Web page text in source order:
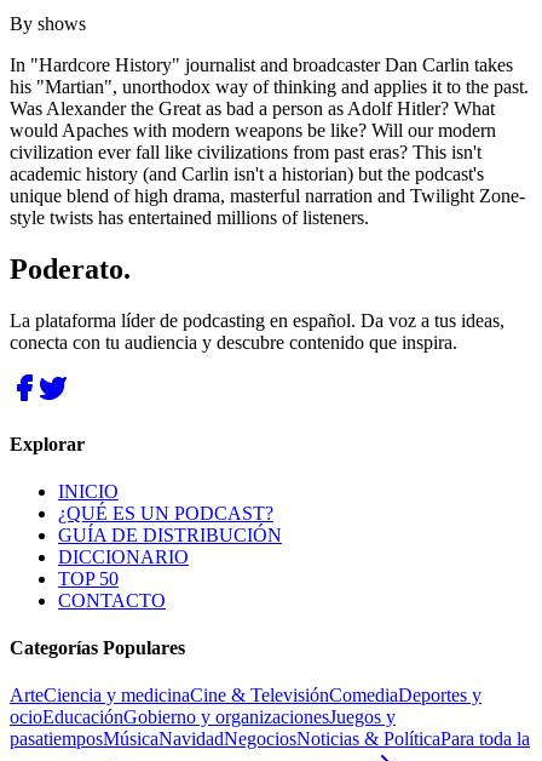
By shows
In "Hardcore History" journalist and broadcaster Dan Carlin takes
his "Martian", unorthodox way of thinking and applies it to the past.
Was Alexander the Great as bad a person as Adolf Hitler? What
would Apaches with modern weapons be like? Will our modern
civilization ever fall like civilizations from past eras? This isn't
academic history (and Carlin isn't a historian) but the podcast's
unique blend of high drama, masterful narration and Twilight Zone-
style twists has entertained millions of listeners.
Poderato.
La plataforma líder de podcasting en español. Da voz a tus ideas,
conecta con tu audiencia y descubre contenido que inspira.
Explorar
INICIO
¿QUÉ ES UN PODCAST?
GUÍA DE DISTRIBUCIÓN
DICCIONARIO
TOP 50
CONTACTO
Categorías Populares
ArteCiencia y medicinaCine & TelevisiónComediaDeportes y
ocioEducaciónGobierno y organizacionesJuegos y
pasatiemposMúsicaNavidadNegociosNoticias & PolíticaPara toda la